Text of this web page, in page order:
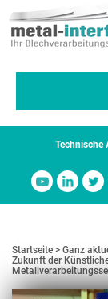
zum
Inhalt
Technische
Startseite Ganz
Zukunft der